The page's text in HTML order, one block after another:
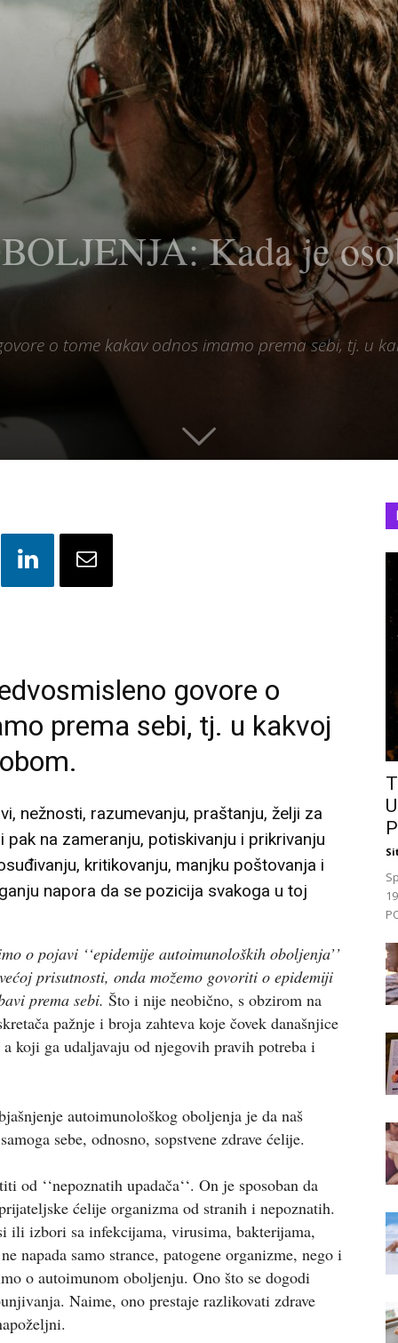
Kada je
o tome kakav odnos imamo prema sebi, tj. u
govore o
prema sebi, tj. u kakvoj
nežnosti, razumevanju, praštanju, želji za
na zameranju, potiskivanju i prikrivanju
kritikovanju, manjku poštovanja i
napora da se pozicija svakoga u toj
o pojavi ‘‘epidemije autoimunoloških oboljenja’’
prisutnosti, onda možemo govoriti o epidemiji
prema sebi. Što i nije neobično, s obzirom na
pažnje i broja zahteva koje čovek današnjice
a koji ga udaljavaju od njegovih pravih potreba i
autoimunološkog oboljenja je da naš
sebe, odnosno, sopstvene zdrave ćelije.
od ‘‘nepoznatih upadača‘‘. On je sposoban da
ćelije organizma od stranih i nepoznatih.
ili izbori sa infekcijama, virusima, bakterijama,
napada samo strance, patogene organizme, nego i
o autoimunom oboljenju. Ono što se dogodi
Naime, ono prestaje razlikovati zdrave